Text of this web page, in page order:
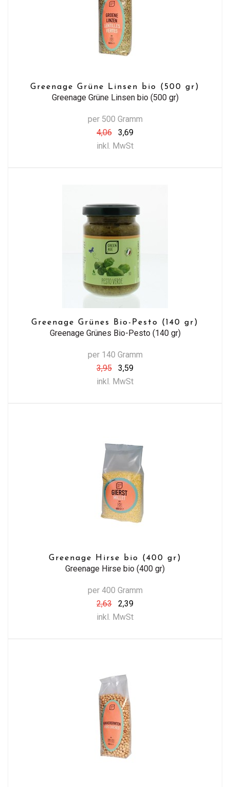
Greenage Grüne Linsen bio (500 gr)
Greenage Grüne Linsen bio (500 gr)
per 500 Gramm
4,06
3,69
inkl. MwSt
Greenage Grünes Bio-Pesto (140 gr)
Greenage Grünes Bio-Pesto (140 gr)
per 140 Gramm
3,95
3,59
inkl. MwSt
Greenage Hirse bio (400 gr)
Greenage Hirse bio (400 gr)
per 400 Gramm
2,63
2,39
inkl. MwSt